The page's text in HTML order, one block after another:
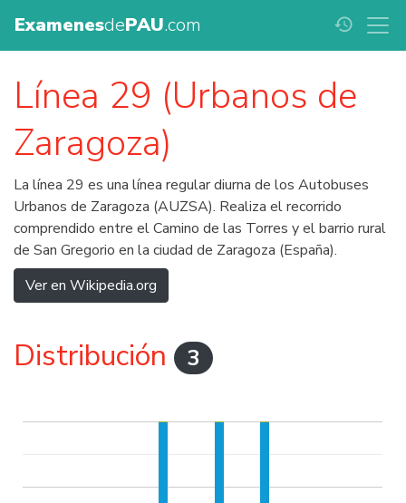
ExamenesdePAU.com history
Línea 29 (Urbanos de
Zaragoza)
La línea 29 es una línea regular diurna de los Autobuses
Urbanos de Zaragoza (AUZSA). Realiza el recorrido
comprendido entre el Camino de las Torres y el barrio rural
de San Gregorio en la ciudad de Zaragoza (España).
Ver en Wikipedia.org
Distribución 3